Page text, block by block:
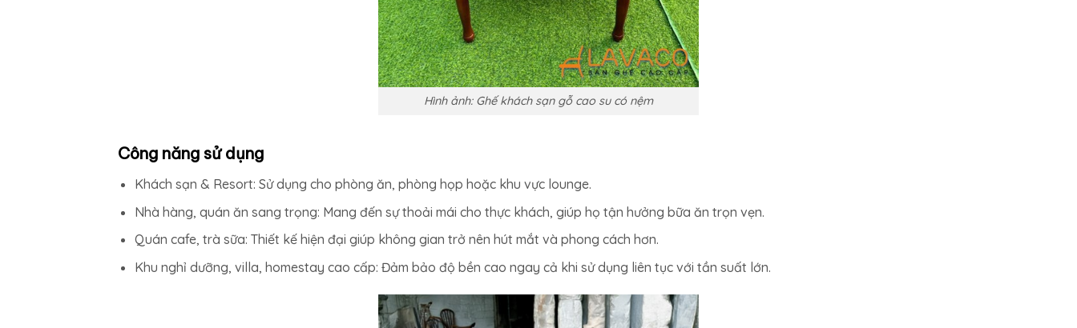
Hình ảnh: Ghế khách sạn gỗ cao su có nệm
Công năng sử dụng
Khách sạn & Resort: Sử dụng cho phòng ăn, phòng họp hoặc khu vực lounge.
Nhà hàng, quán ăn sang trọng: Mang đến sự thoải mái cho thực khách, giúp họ tận hưởng bữa ăn trọn vẹn.
Quán cafe, trà sữa: Thiết kế hiện đại giúp không gian trở nên hút mắt và phong cách hơn.
Khu nghỉ dưỡng, villa, homestay cao cấp: Đảm bảo độ bền cao ngay cả khi sử dụng liên tục với tần suất lớn.